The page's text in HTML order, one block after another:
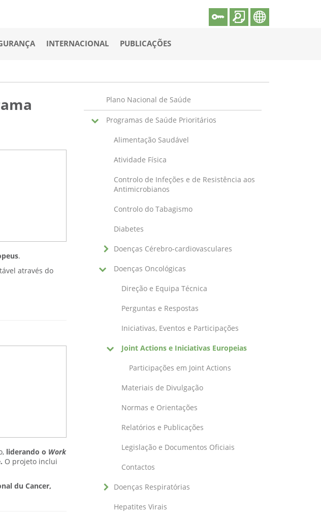
INTERNACIONAL PUBLICAÇÕES
.
através do
liderando o Work
O projeto inclui
du Cancer,
Plano Nacional de Saúde
Programas de Saúde Prioritários
Alimentação Saudável
Atividade Física
Controlo de Infeções e de Resistência aos
Antimicrobianos
Controlo do Tabagismo
Diabetes
Doenças Cérebro-cardiovasculares
Doenças Oncológicas
Direção e Equipa Técnica
Perguntas e Respostas
Iniciativas, Eventos e Participações
Joint Actions e Iniciativas Europeias
Participações em Joint Actions
Materiais de Divulgação
Normas e Orientações
Relatórios e Publicações
Legislação e Documentos Oficiais
Contactos
Doenças Respiratórias
Hepatites Virais